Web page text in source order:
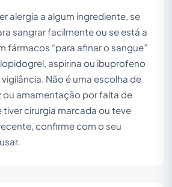
alergia a algum ingrediente, se
sangrar facilmente ou se está a
fármacos “para afinar o sangue”
aspirina ou ibuprofeno
Não é uma escolha de
ou amamentação por falta de
tiver cirurgia marcada ou teve
confirme com o seu